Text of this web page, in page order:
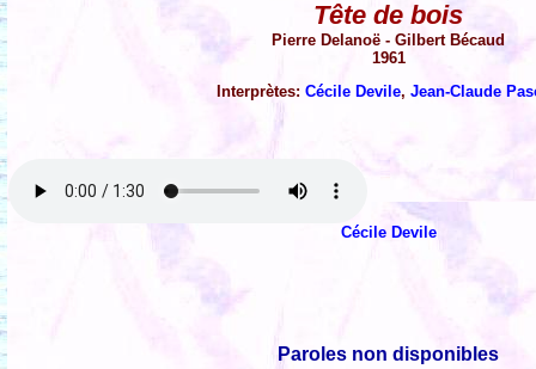
Tête de bois
Pierre Delanoë - Gilbert Bécaud
1961
Interprètes:Cécile Devile,Jean-Claude
Cécile Devile
Paroles non disponibles